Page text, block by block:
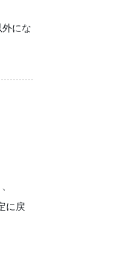
にな
に戻